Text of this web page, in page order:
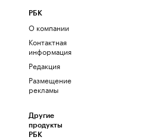
РБК
О компании
Контактная
информация
Редакция
Размещение
рекламы
Другие
продукты
РБК